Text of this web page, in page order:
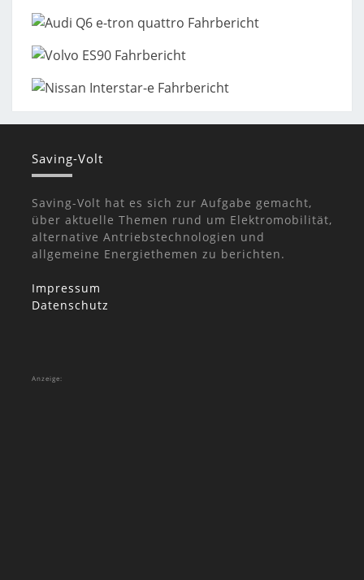
Saving-Volt
Saving-Volt hat es sich zur Aufgabe gemacht,
über aktuelle Themen rund um Elektromobilität,
alternative Antriebstechnologien und
allgemeine Energiethemen zu berichten.
Impressum
Datenschutz
Anzeige: